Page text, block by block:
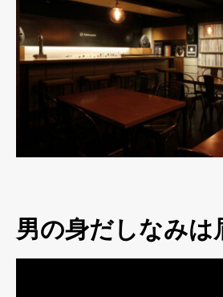
男の身だしなみは